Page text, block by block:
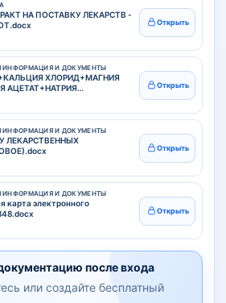
НА ПОСТАВКУ ЛЕКАРСТВ -
Открыть
ИНФОРМАЦИЯ И ДОКУМЕНТЫ
ХЛОРИД+МАГНИЯ
АЦЕТАТ+НАТРИЯ
КИСЛОТА.pdf
Открыть
ИНФОРМАЦИЯ И ДОКУМЕНТЫ
ЛЕКАРСТВЕННЫХ
Открыть
ИНФОРМАЦИЯ И ДОКУМЕНТЫ
карта электронного
Открыть
после входа
или создайте бесплатный